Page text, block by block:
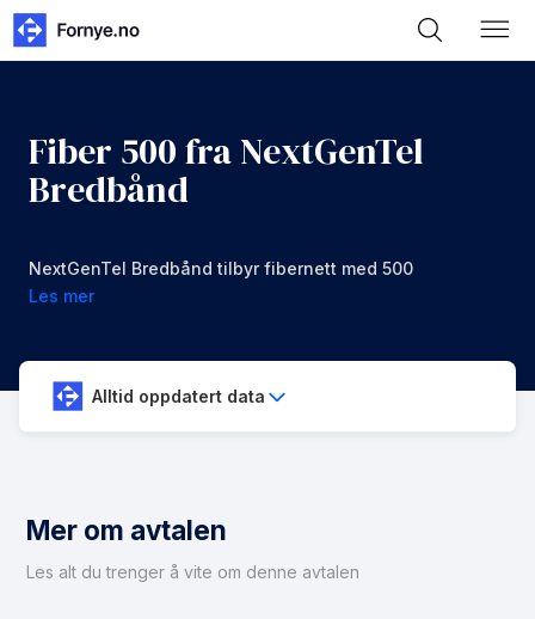
Fiber 500 fra NextGenTel
Bredbånd
NextGenTel Bredbånd tilbyr fibernett med 500
mbps i nedlastning og opplastning for 949 kr/mnd
Les mer
Alltid oppdatert data
Mer om avtalen
Les alt du trenger å vite om denne avtalen